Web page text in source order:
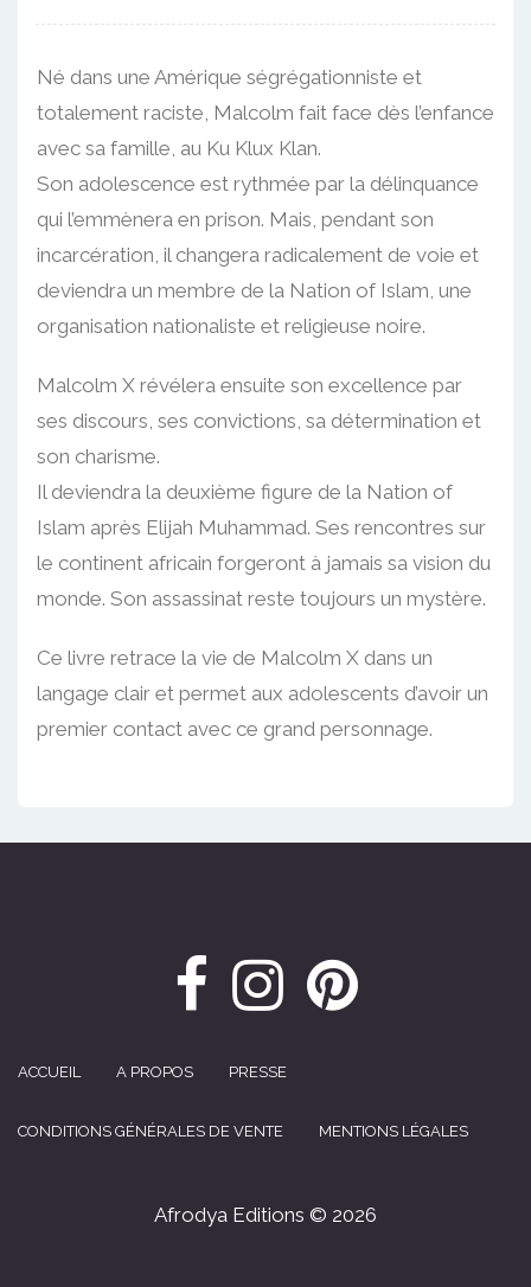
Né dans une Amérique ségrégationniste et
totalement raciste, Malcolm fait face dès l’enfance
avec sa famille, au Ku Klux Klan.
Son adolescence est rythmée par la délinquance
qui l’emmènera en prison. Mais, pendant son
incarcération, il changera radicalement de voie et
deviendra un membre de la Nation of Islam, une
organisation nationaliste et religieuse noire.
Malcolm X révélera ensuite son excellence par
ses discours, ses convictions, sa détermination et
son charisme.
Il deviendra la deuxième figure de la Nation of
Islam après Elijah Muhammad. Ses rencontres sur
le continent africain forgeront à jamais sa vision du
monde. Son assassinat reste toujours un mystère.
Ce livre retrace la vie de Malcolm X dans un
langage clair et permet aux adolescents d’avoir un
premier contact avec ce grand personnage.
ACCUEIL A PROPOS PRESSE
CONDITIONS GÉNÉRALES DE VENTE MENTIONS LÉGALES
Afrodya Editions © 2026